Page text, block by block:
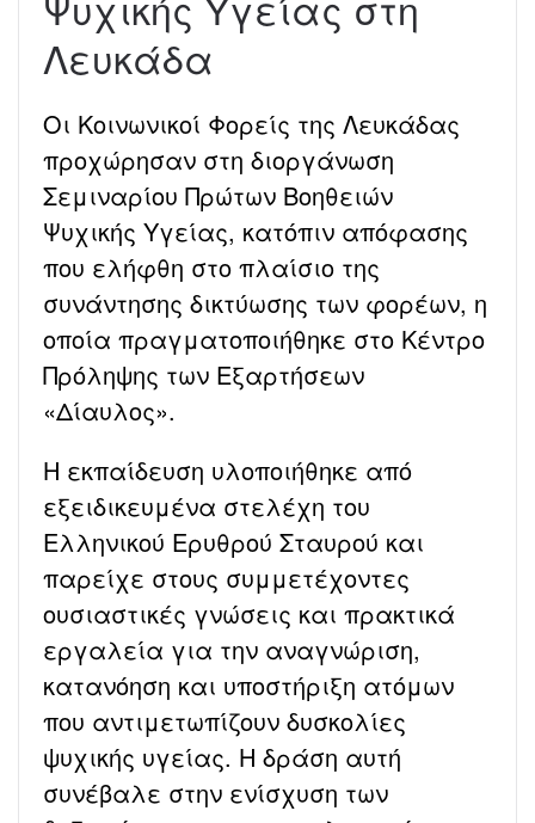
Λευκάδα
Οι Κοινωνικοί Φορείς της Λευκάδας
προχώρησαν στη διοργάνωση
Σεμιναρίου Πρώτων Βοηθειών
Ψυχικής Υγείας, κατόπιν απόφασης
που ελήφθη στο πλαίσιο της
συνάντησης δικτύωσης των φορέων, η
οποία πραγματοποιήθηκε στο Κέντρο
Πρόληψης των Εξαρτήσεων
«Δίαυλος».
Η εκπαίδευση υλοποιήθηκε από
εξειδικευμένα στελέχη του
Ελληνικού Ερυθρού Σταυρού και
παρείχε στους συμμετέχοντες
ουσιαστικές γνώσεις και πρακτικά
εργαλεία για την αναγνώριση,
κατανόηση και υποστήριξη ατόμων
που αντιμετωπίζουν δυσκολίες
ψυχικής υγείας. Η δράση αυτή
συνέβαλε στην ενίσχυση των